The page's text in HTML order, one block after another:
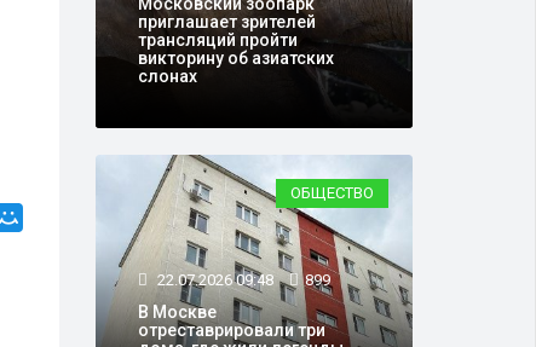
приглашает зрителей
трансляций пройти
викторину об азиатских
слонах
ОБЩЕСТВО
22.07.2026 09:48 899
В Москве
отреставрировали три